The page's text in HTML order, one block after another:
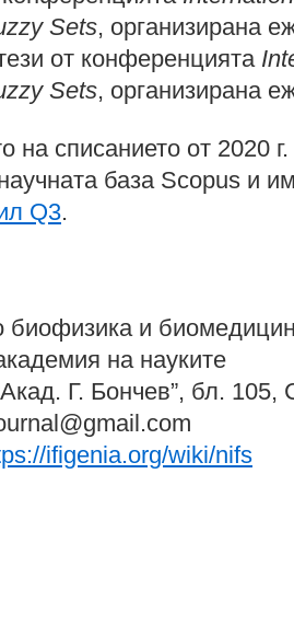
Sets, организирана
от конференцията
Sets, организирана
на списанието от 2020
база Scopus и
Q3.
биофизика и
на науките
Г. Бончев”, бл.
ifigenia.org/wiki/nifs